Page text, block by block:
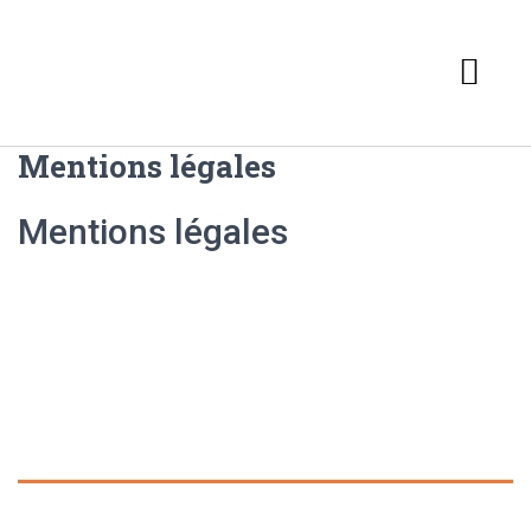
Mentions légales
Mentions légales